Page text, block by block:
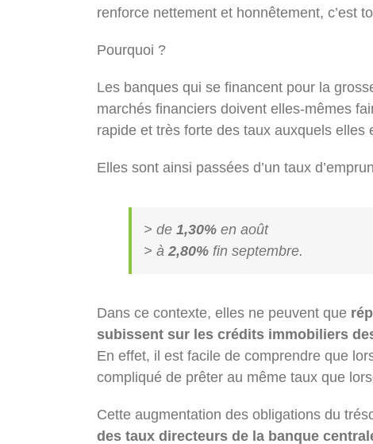
renforce nettement et honnêtement, c’est
Pourquoi ?
Les banques qui se financent pour la
marchés financiers doivent elles-mêmes
rapide et très forte des taux auxquels elles
Elles sont ainsi passées d’un taux
> de 1,30% en août
> à 2,80% fin septembre.
Dans ce contexte, elles ne peuvent que
subissent sur les crédits immobiliers
En effet, il est facile de comprendre que
compliqué de prêter au même taux que
Cette augmentation des obligations du
des taux directeurs de la banque